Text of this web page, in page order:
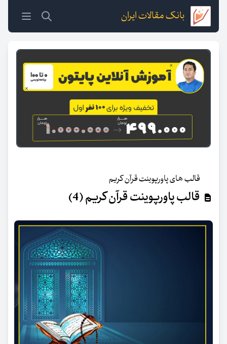
بانک مقالات ایران
قالب های پاورپوینت قرآن کریم
قالب پاورپوینت قرآن کریم (4)